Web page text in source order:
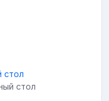
стол